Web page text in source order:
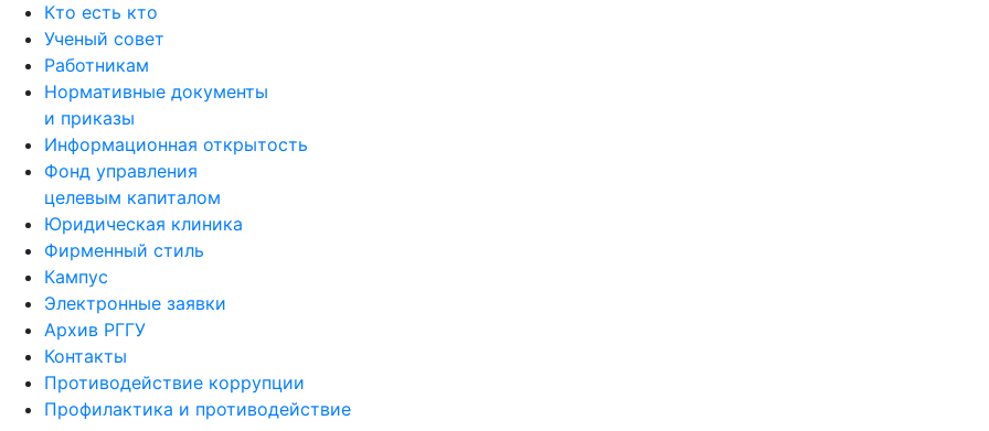
Кто есть кто
Ученый совет
Работникам
Нормативные документы
и приказы
Информационная открытость
Фонд управления
целевым капиталом
Юридическая клиника
Фирменный стиль
Кампус
Электронные заявки
Архив РГГУ
Контакты
Противодействие коррупции
Профилактика и противодействие